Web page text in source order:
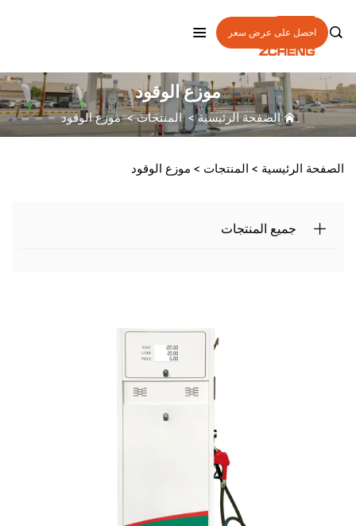
 احصل على عرض سعر
موزع الوقود
الصفحة الرئيسية>المنتجات>موزع الوقود
الصفحة الرئيسية > المنتجات > موزع الوقود
جميع المنتجات